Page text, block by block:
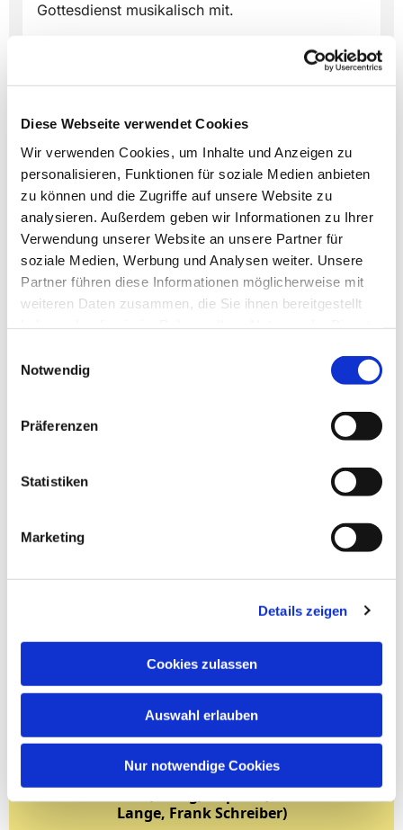
Diese Webseite verwendet Cookies
Wir verwenden Cookies, um Inhalte und Anzeigen zu
personalisieren, Funktionen für soziale Medien anbieten
zu können und die Zugriffe auf unsere Website zu
analysieren. Außerdem geben wir Informationen zu Ihrer
Verwendung unserer Website an unsere Partner für
soziale Medien, Werbung und Analysen weiter. Unsere
Partner führen diese Informationen möglicherweise mit
weiteren Daten zusammen, die Sie ihnen bereitgestellt
Notwendig
Präferenzen
Statistiken
Marketing
Details zeigen
Cookies zulassen
Auswahl erlauben
Nur notwendige Cookies
Gottesdienst musikalisch mit.
Dies könnte Sie auch
interessieren